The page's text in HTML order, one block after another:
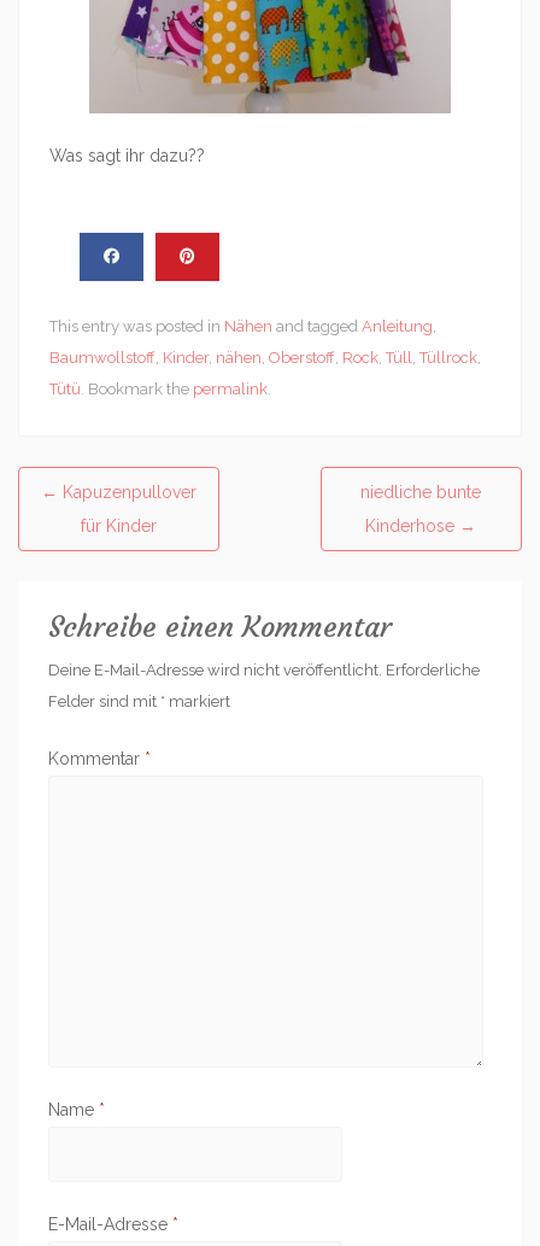
Was sagt ihr dazu??
This entry was posted in Nähen and tagged Anleitung,
Baumwollstoff, Kinder, nähen, Oberstoff, Rock,Tüll,Tüllrock,
Tütü. Bookmark the permalink.
Post
navigation
← Kapuzenpullover
für Kinder
niedliche bunte
Kinderhose →
Schreibe einen Kommentar
Deine E-Mail-Adresse wird nicht veröffentlicht. Erforderliche
Felder sind mit * markiert
Kommentar *
Name *
E-Mail-Adresse *